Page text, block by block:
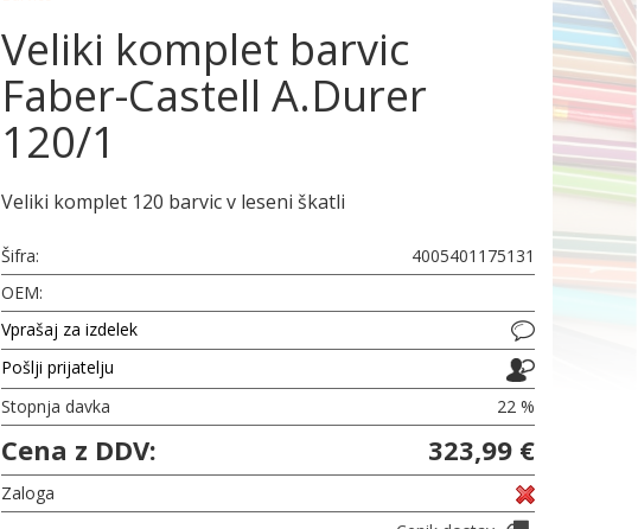
Veliki komplet barvic
Faber-Castell A.Durer
120/1
Veliki komplet 120 barvic v leseni škatli
Šifra:
4005401175131
OEM:
Vprašaj za izdelek
Pošlji prijatelju
Stopnja davka
22 %
Cena z DDV: 323,99 €
Zaloga